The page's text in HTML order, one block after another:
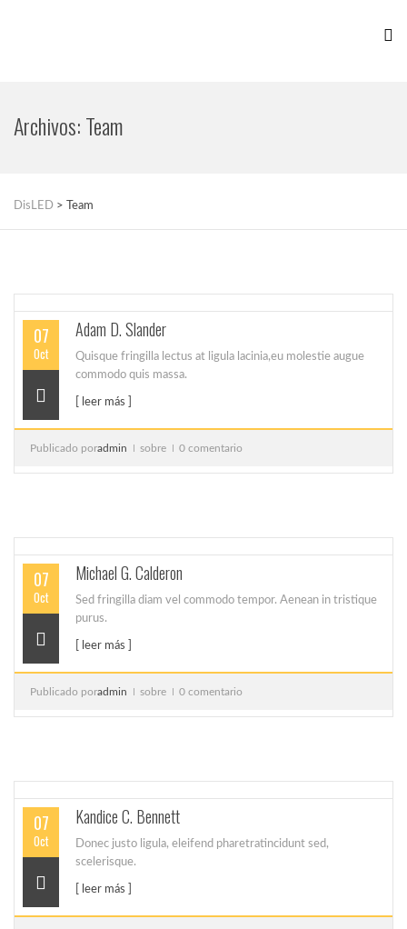
Archivos:Team
DisLED > Team
07
Oct
Adam D. Slander
Quisque fringilla lectus at ligula lacinia,eu molestie augue
commodo quis massa.
[ leer más ]
Publicado poradmin sobre 0 comentario
07
Oct
Michael G. Calderon
Sed fringilla diam vel commodo tempor. Aenean in tristique
purus.
[ leer más ]
Publicado poradmin sobre 0 comentario
07
Oct
Kandice C. Bennett
Donec justo ligula, eleifend pharetratincidunt sed,
scelerisque.
[ leer más ]